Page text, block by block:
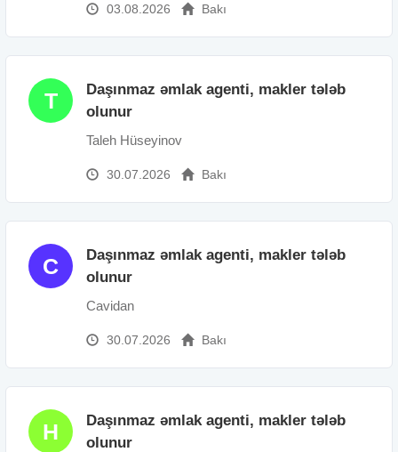
03.08.2026 Bakı
T
Daşınmaz əmlak agenti, makler tələb
olunur
Taleh Hüseyinov
30.07.2026 Bakı
C
Daşınmaz əmlak agenti, makler tələb
olunur
Cavidan
30.07.2026 Bakı
H
Daşınmaz əmlak agenti, makler tələb
olunur